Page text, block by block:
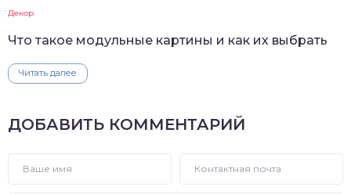
Декор
Что такое модульные картины и как их выбрать
Читать далее
ДОБАВИТЬ КОММЕНТАРИЙ